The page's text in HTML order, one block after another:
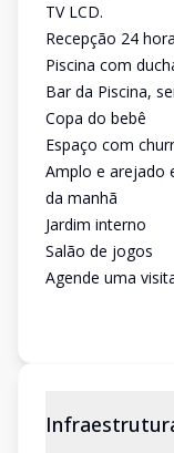
TV LCD.
Recepção 24
Piscina com
Bar da Piscina,
Copa do bebê
Espaço com
Amplo e arejado
da manhã
Jardim interno
Salão de jogos
Agende uma